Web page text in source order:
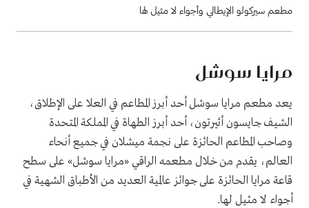
مطعم سيركولو الإيطالي وأجواء لا مثيل لها
مرايا سوشل
يعد مطعم مرايا سوشل أحد أبرز المطاعم في العلا على الإطلاق،
الشيف جايسون أثيرتون، أحد أبرز الطهاة في المملكة المتحدة
وصاحب المطاعم الحائزة على نجمة ميشلان في جميع أنحاء
العالم، يقدم من خلال مطعمه الراقي «مرايا سوشل» على سطح
قاعة مرايا الحائزة على جوائز عالمية العديد من الأطباق الشهية في
أجواء لا مثيل لها.